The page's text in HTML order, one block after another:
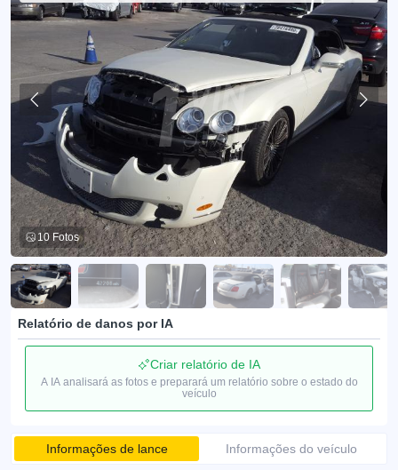
10 Fotos
Relatório de danos por IA
Criar relatório de IA
A IA analisará as fotos e preparará um relatório sobre o estado do
veículo
Informações de lance Informações do veículo